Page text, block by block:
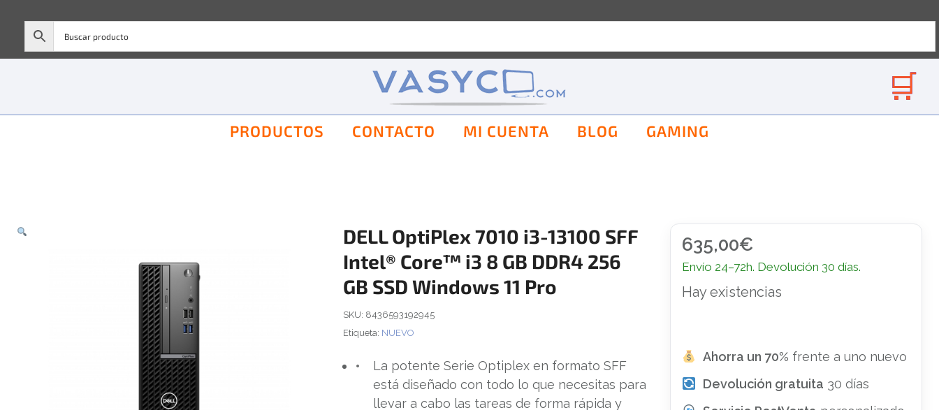
PRODUCTOS CONTACTO MI CUENTA BLOG GAMING
DELL OptiPlex 7010 i3-13100 SFF
Intel® Core™ i3 8 GB DDR4 256
GB SSD Windows 11 Pro
SKU: 8436593192945
Etiqueta: NUEVO
La potente Serie Optiplex en formato SFF
está diseñado con todo lo que necesitas para
llevar a cabo las tareas de forma rápida y
635,00€
Envío 24–72h. Devolución 30 días.
Hay existencias
Ahorra un 70% frente a uno nuevo
Devolución gratuita 30 días